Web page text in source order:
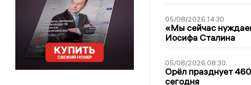
05/08/2026 14:30
«Мы сейчас
Иосифа Сталина
05/08/2026 08:30
Орёл празднует
сегодня